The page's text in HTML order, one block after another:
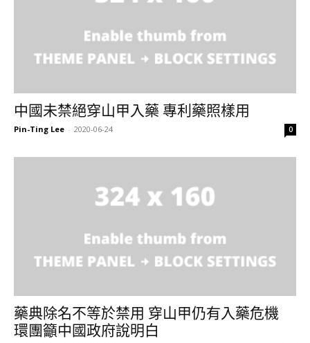
中國未禁絕穿山甲入藥 專利藥照樣用
Pin-Ting Lee - 2020-06-24 0
藥典除名不等於禁用 穿山甲仍有入藥危機
環團籲中國政府說明白